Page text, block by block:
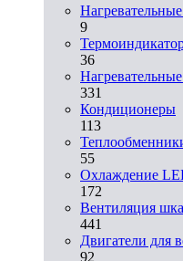
9
36
331
Кондиционеры
113
55
Охлаждение
172
Вентиляция
441
Двигатели для
92